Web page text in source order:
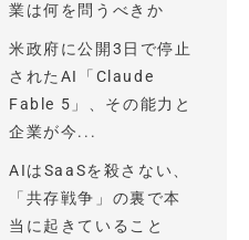
業は何を問うべきか
米政府に公開3日で停止
されたAI「Claude
Fable 5」、その能力と
企業が今...
AIはSaaSを殺さない、
「共存戦争」の裏で本
当に起きていること